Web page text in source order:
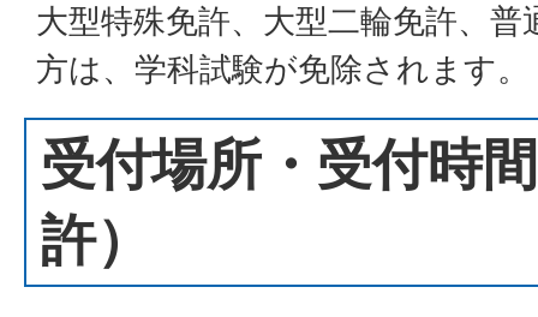
大型特殊免許、大型二輪免許、
方は、学科試験が免除されます。
受付場所・受付時
許）